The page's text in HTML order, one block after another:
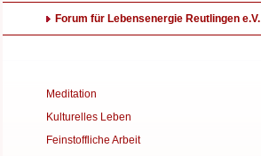
Forum für Lebensenergie Reutlingen e.V.
Meditation
Kulturelles Leben
Feinstoffliche Arbeit